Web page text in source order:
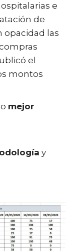
e
de
opacidad las
el
montos
mejor
y